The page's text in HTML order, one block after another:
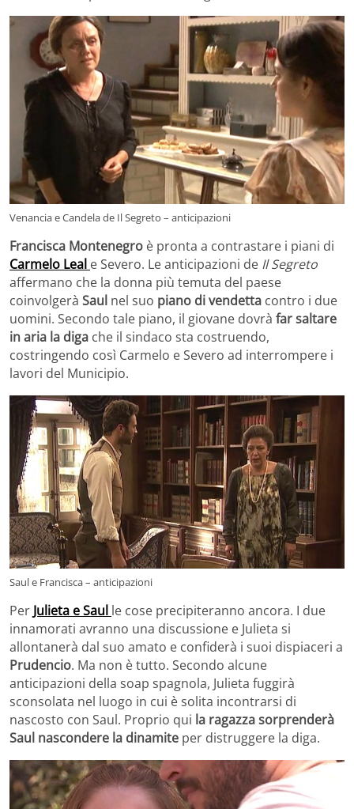
Venancia e Candela de Il Segreto – anticipazioni
Francisca Montenegro è pronta a contrastare i piani di
Carmelo Leal e Severo. Le anticipazioni de Il Segreto
affermano che la donna più temuta del paese
coinvolgerà Saul nel suo piano di vendetta contro i due
uomini. Secondo tale piano, il giovane dovrà far saltare
in aria la diga che il sindaco sta costruendo,
costringendo così Carmelo e Severo ad interrompere i
lavori del Municipio.
Saul e Francisca – anticipazioni
Per Julieta e Saul le cose precipiteranno ancora. I due
innamorati avranno una discussione e Julieta si
allontanerà dal suo amato e confiderà i suoi dispiaceri a
Prudencio. Ma non è tutto. Secondo alcune
anticipazioni della soap spagnola, Julieta fuggirà
sconsolata nel luogo in cui è solita incontrarsi di
nascosto con Saul. Proprio qui la ragazza sorprenderà
Saul nascondere la dinamite per distruggere la diga.